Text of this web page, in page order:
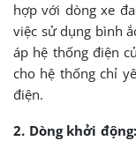
hợp với dòng xe
việc sử dụng bình
áp hệ thống điện
cho hệ thống chỉ
điện.
2. Dòng khởi động: